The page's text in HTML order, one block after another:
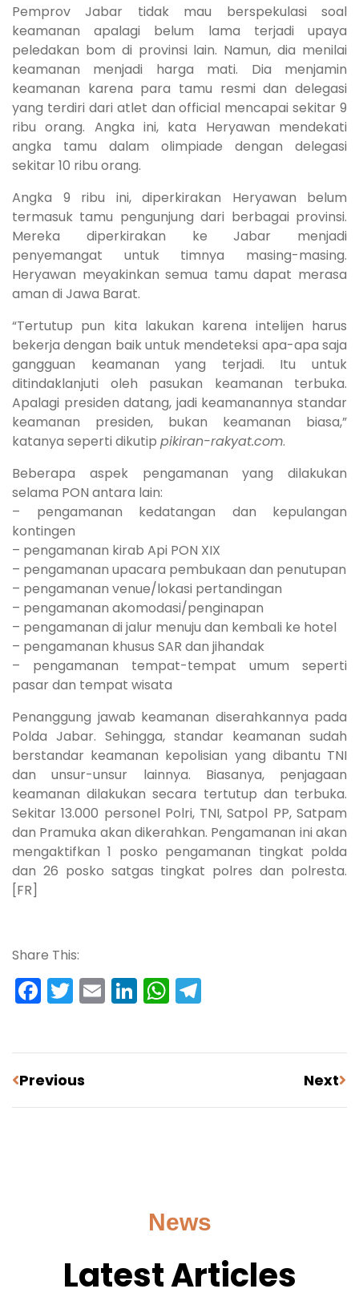
Pemprov Jabar tidak mau berspekulasi soal
keamanan apalagi belum lama terjadi upaya
peledakan bom di provinsi lain. Namun, dia menilai
keamanan menjadi harga mati. Dia menjamin
keamanan karena para tamu resmi dan delegasi
yang terdiri dari atlet dan official mencapai sekitar 9
ribu orang. Angka ini, kata Heryawan mendekati
angka tamu dalam olimpiade dengan delegasi
sekitar 10 ribu orang.
Angka 9 ribu ini, diperkirakan Heryawan belum
termasuk tamu pengunjung dari berbagai provinsi.
Mereka diperkirakan ke Jabar menjadi
penyemangat untuk timnya masing-masing.
Heryawan meyakinkan semua tamu dapat merasa
aman di Jawa Barat.
“Tertutup pun kita lakukan karena intelijen harus
bekerja dengan baik untuk mendeteksi apa-apa saja
gangguan keamanan yang terjadi. Itu untuk
ditindaklanjuti oleh pasukan keamanan terbuka.
Apalagi presiden datang, jadi keamanannya standar
keamanan presiden, bukan keamanan biasa,”
katanya seperti dikutip pikiran-rakyat.com.
Beberapa aspek pengamanan yang dilakukan
selama PON antara lain:
– pengamanan kedatangan dan kepulangan
kontingen
– pengamanan kirab Api PON XIX
– pengamanan upacara pembukaan dan penutupan
– pengamanan venue/lokasi pertandingan
– pengamanan akomodasi/penginapan
– pengamanan di jalur menuju dan kembali ke hotel
– pengamanan khusus SAR dan jihandak
– pengamanan tempat-tempat umum seperti
pasar dan tempat wisata
Penanggung jawab keamanan diserahkannya pada
Polda Jabar. Sehingga, standar keamanan sudah
berstandar keamanan kepolisian yang dibantu TNI
dan unsur-unsur lainnya. Biasanya, penjagaan
keamanan dilakukan secara tertutup dan terbuka.
Sekitar 13.000 personel Polri, TNI, Satpol PP, Satpam
dan Pramuka akan dikerahkan. Pengamanan ini akan
mengaktifkan 1 posko pengamanan tingkat polda
dan 26 posko satgas tingkat polres dan polresta.
[FR]
Share This:
Facebook
Twitter
EmailLinkedIn
WhatsApp
Previous Next
News
Latest Articles